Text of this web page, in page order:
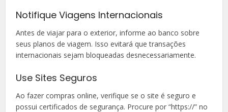
Notifique Viagens Internacionais
Antes de viajar para o exterior, informe ao banco sobre
seus planos de viagem. Isso evitará que transações
internacionais sejam bloqueadas desnecessariamente.
Use Sites Seguros
Ao fazer compras online, verifique se o site é seguro e
possui certificados de segurança. Procure por “https://” no